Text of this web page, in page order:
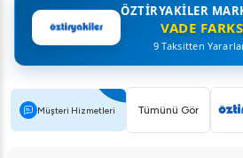
ÖZTIRYAKILER
VADE
9 Taksitten
Müşteri Hizmetleri Tümünü Gör